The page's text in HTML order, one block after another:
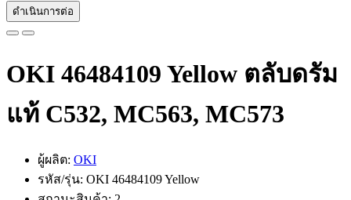
ดำเนินการต่อ
OKI 46484109 Yellow ตลับดรัม
แท้ C532, MC563, MC573
ผู้ผลิต: OKI
รหัส/รุ่น: OKI 46484109 Yellow